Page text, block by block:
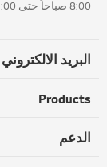
8:00 صباحاً حتى 5:00 مساءا 80011110 ( رقم مجاني )
البريد الالكتروني
Products
الدعم